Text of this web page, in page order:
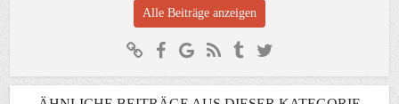
Alle Beiträge anzeigen